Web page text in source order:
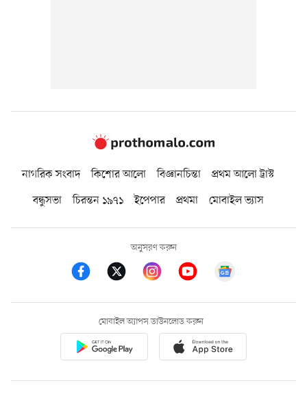
নাগরিক সংবাদ কিশোর আলো বিজ্ঞানচিন্তা
প্রথম আলো ট্রাস্ট
বন্ধুসভা
চিরন্তন ১৯৭১ ইপেপার প্রথমা মোবাইল ভ্যাস
অনুসরণ করুন
মোবাইল অ্যাপস ডাউনলোড করুন